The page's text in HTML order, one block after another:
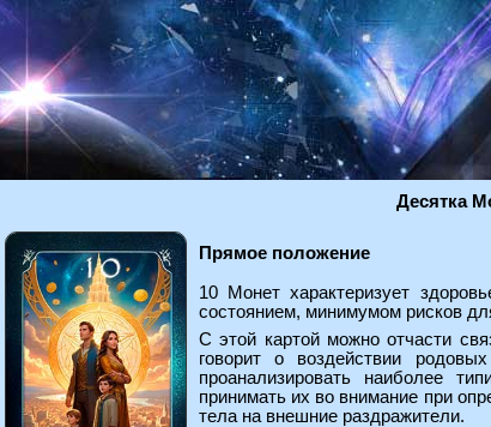
Десятка
Прямое положение
10 Монет характеризует
состоянием, минимумом рисков
С этой картой можно отчасти
говорит о воздействии
проанализировать наиболее
принимать их во внимание при
тела на внешние раздражители.